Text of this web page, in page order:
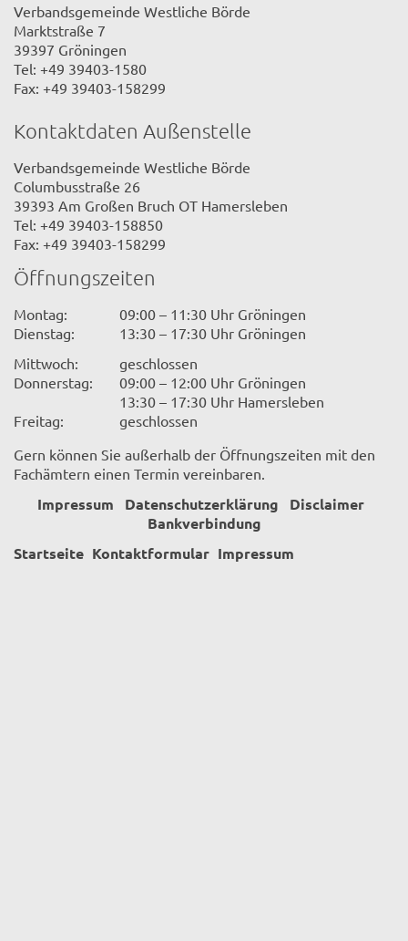
Verbandsgemeinde Westliche Börde
Marktstraße 7
39397 Gröningen
Tel: +49 39403-1580
Fax: +49 39403-158299
Kontaktdaten Außenstelle
Verbandsgemeinde Westliche Börde
Columbusstraße 26
39393 Am Großen Bruch OT Hamersleben
Tel: +49 39403-158850
Fax: +49 39403-158299
Öffnungszeiten
Montag:
09:00 – 11:30 Uhr Gröningen
Dienstag:
13:30 – 17:30 Uhr Gröningen
Mittwoch:
geschlossen
Donnerstag:
09:00 – 12:00 Uhr Gröningen
13:30 – 17:30 Uhr Hamersleben
Freitag:
geschlossen
Gern können Sie außerhalb der Öffnungszeiten mit den
Fachämtern einen Termin vereinbaren.
Impressum Datenschutzerklärung
Disclaimer
Bankverbindung
Startseite Kontaktformular Impressum